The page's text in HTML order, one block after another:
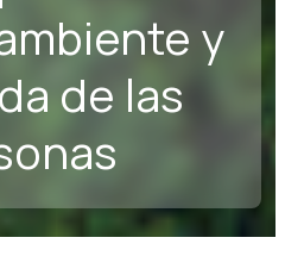
y
de las